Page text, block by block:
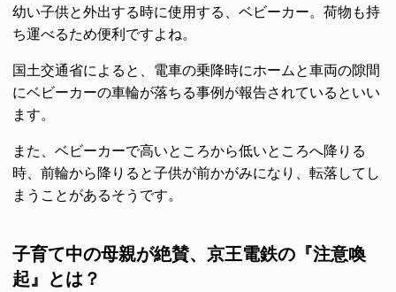
幼い子供と外出する時に使用する、ベビーカー。荷物も持
ち運べるため便利ですよね。
国土交通省によると、電車の乗降時にホームと車両の隙間
にベビーカーの車輪が落ちる事例が報告されているといい
ます。
また、ベビーカーで高いところから低いところへ降りる
時、前輪から降りると子供が前かがみになり、転落してし
まうことがあるそうです。
子育て中の母親が絶賛、京王電鉄の『注意喚
起』とは？